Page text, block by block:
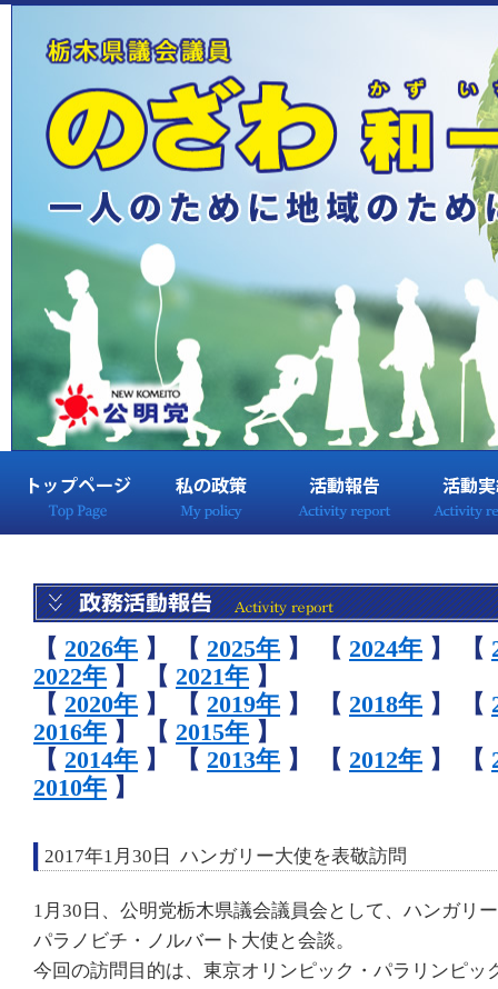
【 2026年 】 【 2025年 】 【 2024年 】 【
2022年 】 【 2021年 】
【 2020年 】 【 2019年 】 【 2018年 】 【
2016年 】 【 2015年 】
【 2014年 】 【 2013年 】 【 2012年 】 【
2010年 】
2017年1月30日 ハンガリー大使を表敬訪問
1月30日、公明党栃木県議会議員会として、ハンガリ
パラノビチ・ノルバート大使と会談。
今回の訪問目的は、東京オリンピック・パラリンピッ